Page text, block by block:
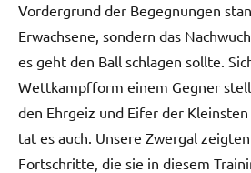
Vordergrund der Begegnungen
Erwachsene, sondern das
es geht den Ball schlagen sollte.
Wettkampfform einem Gegner
den Ehrgeiz und Eifer der
tat es auch. Unsere Zwergal
Fortschritte, die sie in diesem